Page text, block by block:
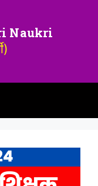
Naukri